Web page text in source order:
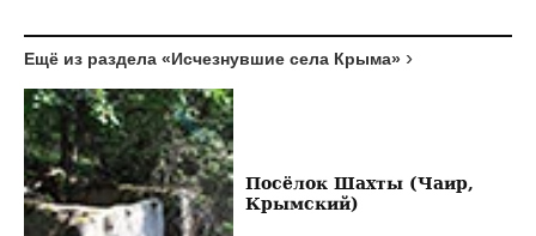
Ещё из раздела «Исчезнувшие села Крыма»
Посёлок Шахты (Чаир,
Крымский)